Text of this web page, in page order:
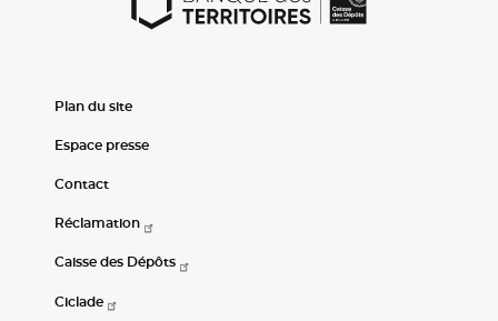
Plan du site
Espace presse
Contact
Réclamation
Caisse des Dépôts
Ciclade